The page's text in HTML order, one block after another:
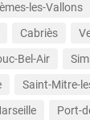
les-Vallons
Cabriès
Bel-Air
Saint-Mitre-
Port-